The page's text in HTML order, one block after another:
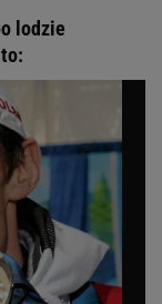
lodzie